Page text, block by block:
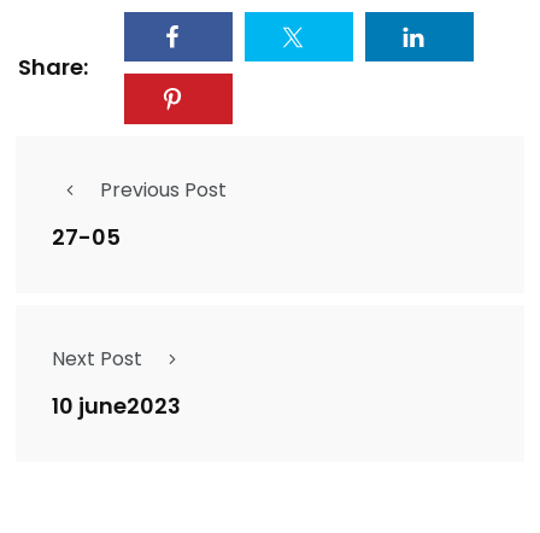
Share:
Previous Post
27-05
Next Post
10 june2023